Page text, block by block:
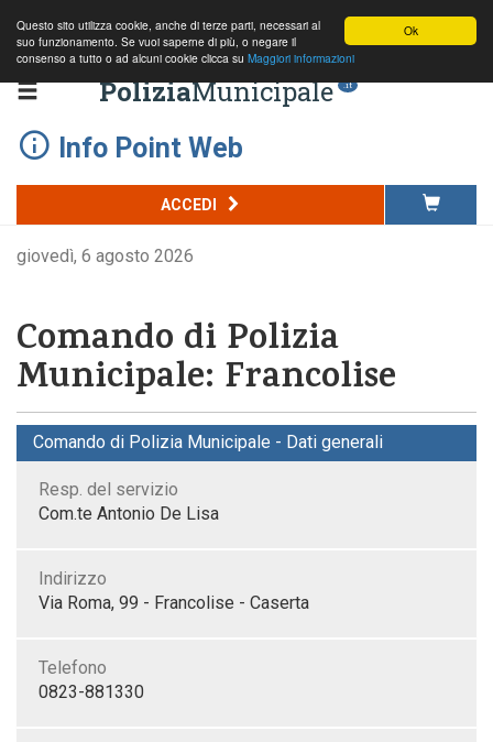
Ok
Questo sito utilizza cookie, anche di terze parti, necessari al
suo funzionamento. Se vuoi saperne di più, o negare il
consenso a tutto o ad alcuni cookie clicca su Maggiori informazioni
PoliziaMunicipale .it
Info Point Web
ACCEDI
giovedì, 6 agosto 2026
Comando di Polizia
Municipale: Francolise
Comando di Polizia Municipale - Dati generali
Resp. del servizio
Com.te Antonio De Lisa
Indirizzo
Via Roma, 99 - Francolise - Caserta
Telefono
0823-881330